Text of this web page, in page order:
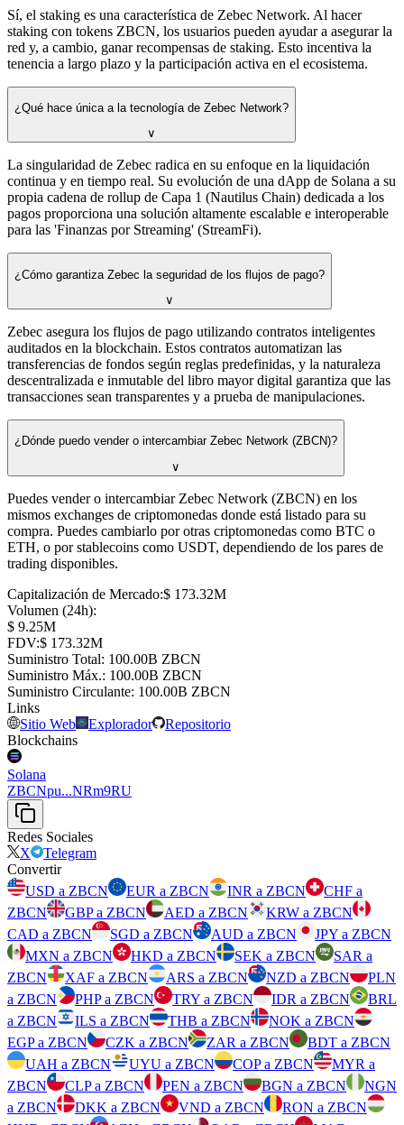
Sí, el staking es una característica de Zebec Network. Al hacer
staking con tokens ZBCN, los usuarios pueden ayudar a asegurar la
red y, a cambio, ganar recompensas de staking. Esto incentiva la
tenencia a largo plazo y la participación activa en el ecosistema.
¿Qué hace única a la tecnología de Zebec Network?
∨
La singularidad de Zebec radica en su enfoque en la liquidación
continua y en tiempo real. Su evolución de una dApp de Solana a su
propia cadena de rollup de Capa 1 (Nautilus Chain) dedicada a los
pagos proporciona una solución altamente escalable e interoperable
para las 'Finanzas por Streaming' (StreamFi).
¿Cómo garantiza Zebec la seguridad de los flujos de pago?
∨
Zebec asegura los flujos de pago utilizando contratos inteligentes
auditados en la blockchain. Estos contratos automatizan las
transferencias de fondos según reglas predefinidas, y la naturaleza
descentralizada e inmutable del libro mayor digital garantiza que las
transacciones sean transparentes y a prueba de manipulaciones.
¿Dónde puedo vender o intercambiar Zebec Network (ZBCN)?
∨
Puedes vender o intercambiar Zebec Network (ZBCN) en los
mismos exchanges de criptomonedas donde está listado para su
compra. Puedes cambiarlo por otras criptomonedas como BTC o
ETH, o por stablecoins como USDT, dependiendo de los pares de
trading disponibles.
Capitalización de Mercado:⁦$⁩ 173.32M
Volumen (24h):
⁦$⁩ 9.25M
FDV:⁦$⁩ 173.32M
Suministro Total: ⁦⁩ 100.00B ZBCN
Suministro Máx.: ⁦⁩ 100.00B ZBCN
Suministro Circulante: ⁦⁩ 100.00B ZBCN
Links
Sitio Web
Explorador
Repositorio
Blockchains
Solana
ZBCNpu...NRm9RU
Redes Sociales
X
Telegram
Convertir
USD a ZBCN
EUR a ZBCN INR a ZBCN
CHF a
ZBCN
GBP a ZBCN AED a ZBCN
KRW a ZBCN
CAD a ZBCN
SGD a ZBCN AUD a ZBCN
JPY a ZBCN
MXN a ZBCN
HKD a ZBCN SEK a ZBCN
SAR a
ZBCN
XAF a ZBCN ARS a ZBCN NZD a ZBCN
PLN
a ZBCN
PHP a ZBCN TRY a ZBCN IDR a ZBCN
BRL
a ZBCN
ILS a ZBCN THB a ZBCN
NOK a ZBCN
EGP a ZBCN
CZK a ZBCN ZAR a ZBCN
BDT a ZBCN
UAH a ZBCN
UYU a ZBCN COP a ZBCN
MYR a
ZBCN
CLP a ZBCN PEN a ZBCN BGN a ZBCN
NGN
a ZBCN
DKK a ZBCN VND a ZBCN
RON a ZBCN